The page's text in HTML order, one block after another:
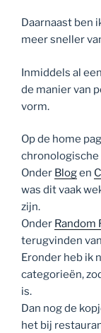
Daarnaast ben
meer sneller
Inmiddels al
de manier van
vorm.
Op de home
chronologische
Onder Blogen
was dit vaak
zijn.
Onder Random
terugvinden
Eronder heb ik
categorieën,
is.
Dan nog de
het bij